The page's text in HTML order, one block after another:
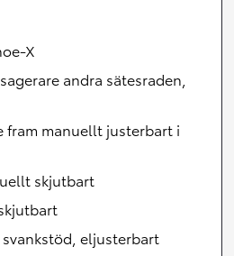
X
andra sätesraden,
fram manuellt justerbart i
skjutbart
svankstöd, eljusterbart